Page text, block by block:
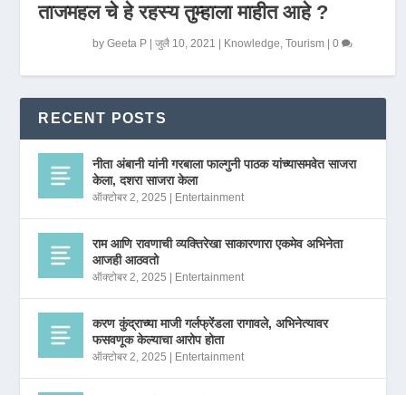
ताजमहल चे हे रहस्य तुम्हाला माहीत आहे ?
byGeeta P |जुलै 10, 2021 Knowledge,Tourism |0
RECENT POSTS
नीता अंबानी यांनी गरबाला फाल्गुनी पाठक यांच्यासमवेत साजरा
केला, दशरा साजरा केला
ऑक्टोबर 2, 2025 Entertainment
राम आणि रावणाची व्यक्तिरेखा साकारणारा एकमेव अभिनेता
आजही आठवतो
ऑक्टोबर 2, 2025 Entertainment
करण कुंद्राच्या माजी गर्लफ्रेंडला रागावले, अभिनेत्यावर
फसवणूक केल्याचा आरोप होता
ऑक्टोबर 2, 2025 Entertainment